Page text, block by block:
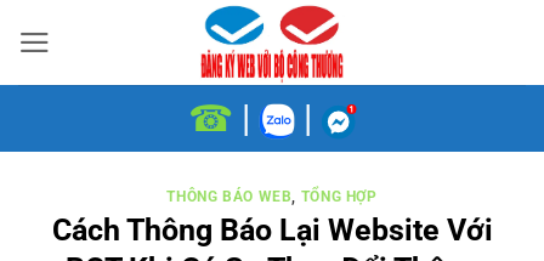
qua
nội
☎ | |
THÔNG BÁO WEB, TỔNG HỢP
Cách Thông Báo Lại Website Với